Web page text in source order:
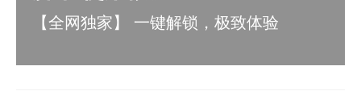
【全网独家】 一键解锁，极致体验